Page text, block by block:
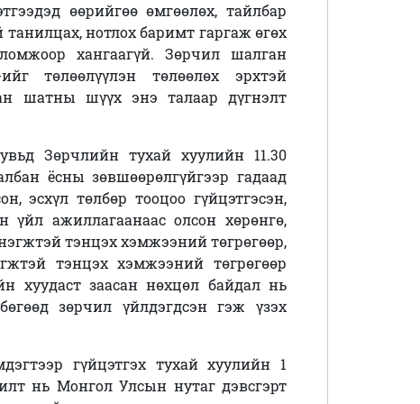
өөрийгөө өмгөөлөх, тайлбар
нотлох баримт гаргаж өгөх
хангаагүй. Зөрчил шалган
төлөөлүүлэн төлөөлөх эрхтэй
шатны шүүх энэ талаар дүгнэлт
Зөрчлийн тухай хуулийн 11.30
ёсны зөвшөөрөлгүйгээр гадаад
эсхүл төлбөр тооцоо гүйцэтгэсэн,
үйл ажиллагаанаас олсон хөрөнгө,
тэнцэх хэмжээний төгрөгөөр,
тэнцэх хэмжээний төгрөгөөр
хуудаст заасан нөхцөл байдал нь
зөрчил үйлдэгдсэн гэж үзэх
гүйцэтгэх тухай хуулийн 1
нь Монгол Улсын нутаг дэвсгэрт